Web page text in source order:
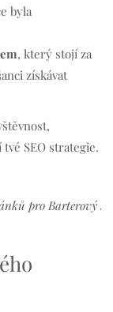
byla
, který stojí za
získávat
SEO strategie.
pro Barterový